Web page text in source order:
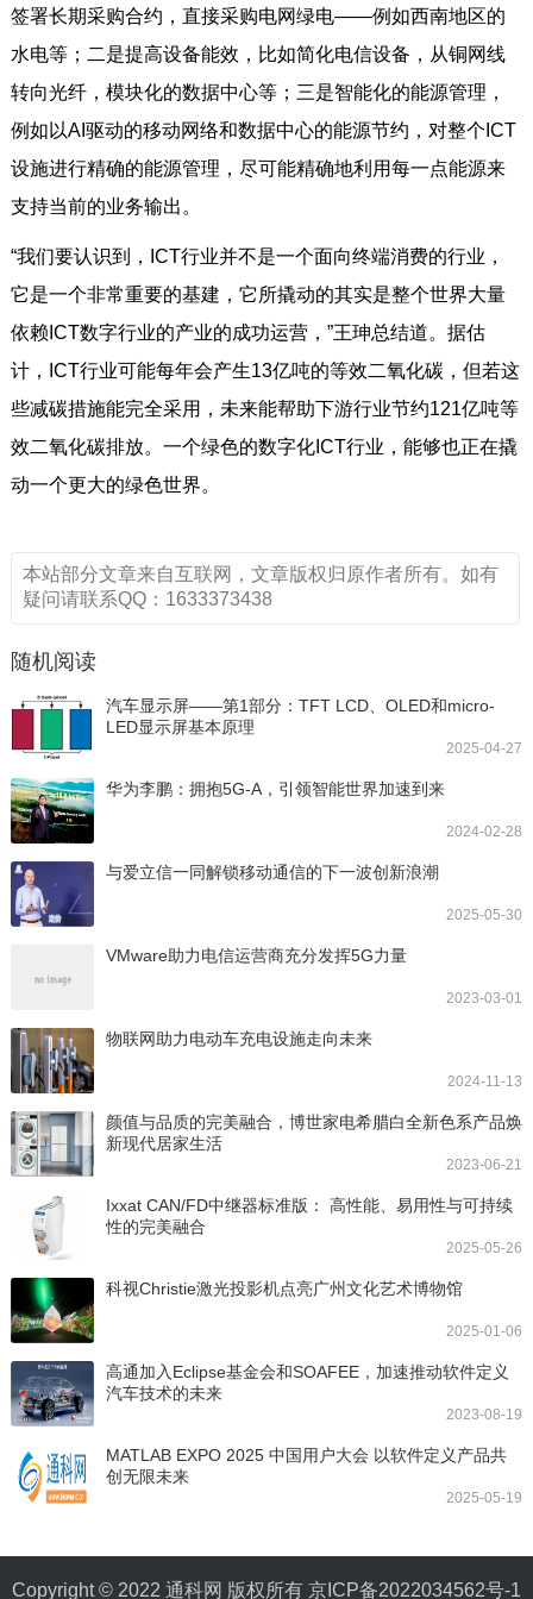
签署长期采购合约，直接采购电网绿电——例如西南地区的
水电等；二是提高设备能效，比如简化电信设备，从铜网线
转向光纤，模块化的数据中心等；三是智能化的能源管理，
例如以AI驱动的移动网络和数据中心的能源节约，对整个ICT
设施进行精确的能源管理，尽可能精确地利用每一点能源来
支持当前的业务输出。
“我们要认识到，ICT行业并不是一个面向终端消费的行业，
它是一个非常重要的基建，它所撬动的其实是整个世界大量
依赖ICT数字行业的产业的成功运营，”王珅总结道。据估
计，ICT行业可能每年会产生13亿吨的等效二氧化碳，但若这
些减碳措施能完全采用，未来能帮助下游行业节约121亿吨等
效二氧化碳排放。一个绿色的数字化ICT行业，能够也正在撬
动一个更大的绿色世界。
本站部分文章来自互联网，文章版权归原作者所有。如有
疑问请联系QQ：1633373438
随机阅读
汽车显示屏——第1部分：TFT LCD、OLED和micro-
LED显示屏基本原理
2025-04-27
华为李鹏：拥抱5G-A，引领智能世界加速到来
2024-02-28
与爱立信一同解锁移动通信的下一波创新浪潮
2025-05-30
VMware助力电信运营商充分发挥5G力量
2023-03-01
物联网助力电动车充电设施走向未来
2024-11-13
颜值与品质的完美融合，博世家电希腊白全新色系产品焕
新现代居家生活
2023-06-21
Ixxat CAN/FD中继器标准版： 高性能、易用性与可持续
性的完美融合
2025-05-26
科视Christie激光投影机点亮广州文化艺术博物馆
2025-01-06
高通加入Eclipse基金会和SOAFEE，加速推动软件定义
汽车技术的未来
2023-08-19
MATLAB EXPO 2025 中国用户大会 以软件定义产品共
创无限未来
2025-05-19
Copyright © 2022 通科网 版权所有 京ICP备2022034562号-1